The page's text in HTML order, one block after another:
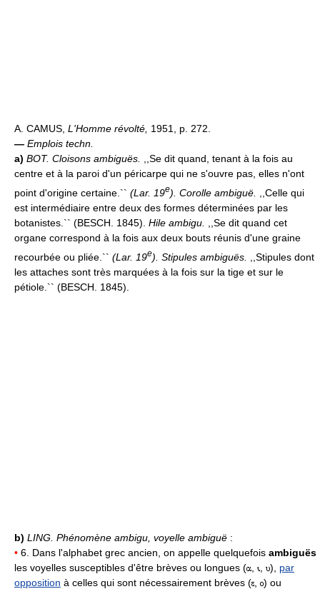
A. CAMUS, L'Homme révolté, 1951, p. 272.
— Emplois techn.
a) BOT. Cloisons ambiguës. ,,Se dit quand, tenant à la fois au
centre et à la paroi d'un péricarpe qui ne s'ouvre pas, elles n'ont
point d'origine certaine.`` (Lar. 19e). Corolle ambiguë.
,,Celle qui
est intermédiaire entre deux des formes déterminées par les
botanistes.`` (BESCH. 1845). Hile ambigu.
,,Se dit quand cet
organe correspond à la fois aux deux bouts réunis d'une graine
recourbée ou pliée.`` (Lar. 19e). Stipules ambiguës.
,,Stipules dont
les attaches sont très marquées à la fois sur la tige et sur le
pétiole.`` (BESCH. 1845).
b) LING. Phénomène ambigu, voyelle ambiguë :
• 6. Dans l'alphabet grec ancien, on appelle quelquefois ambiguës
les voyelles susceptibles d'être brèves ou longues (
), par
opposition à celles qui sont nécessairement brèves (
) ou